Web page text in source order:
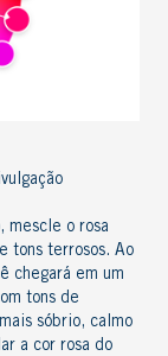
mescle o rosa
tons terrosos. Ao
chegará em um
tons de
sóbrio, calmo
a cor rosa do